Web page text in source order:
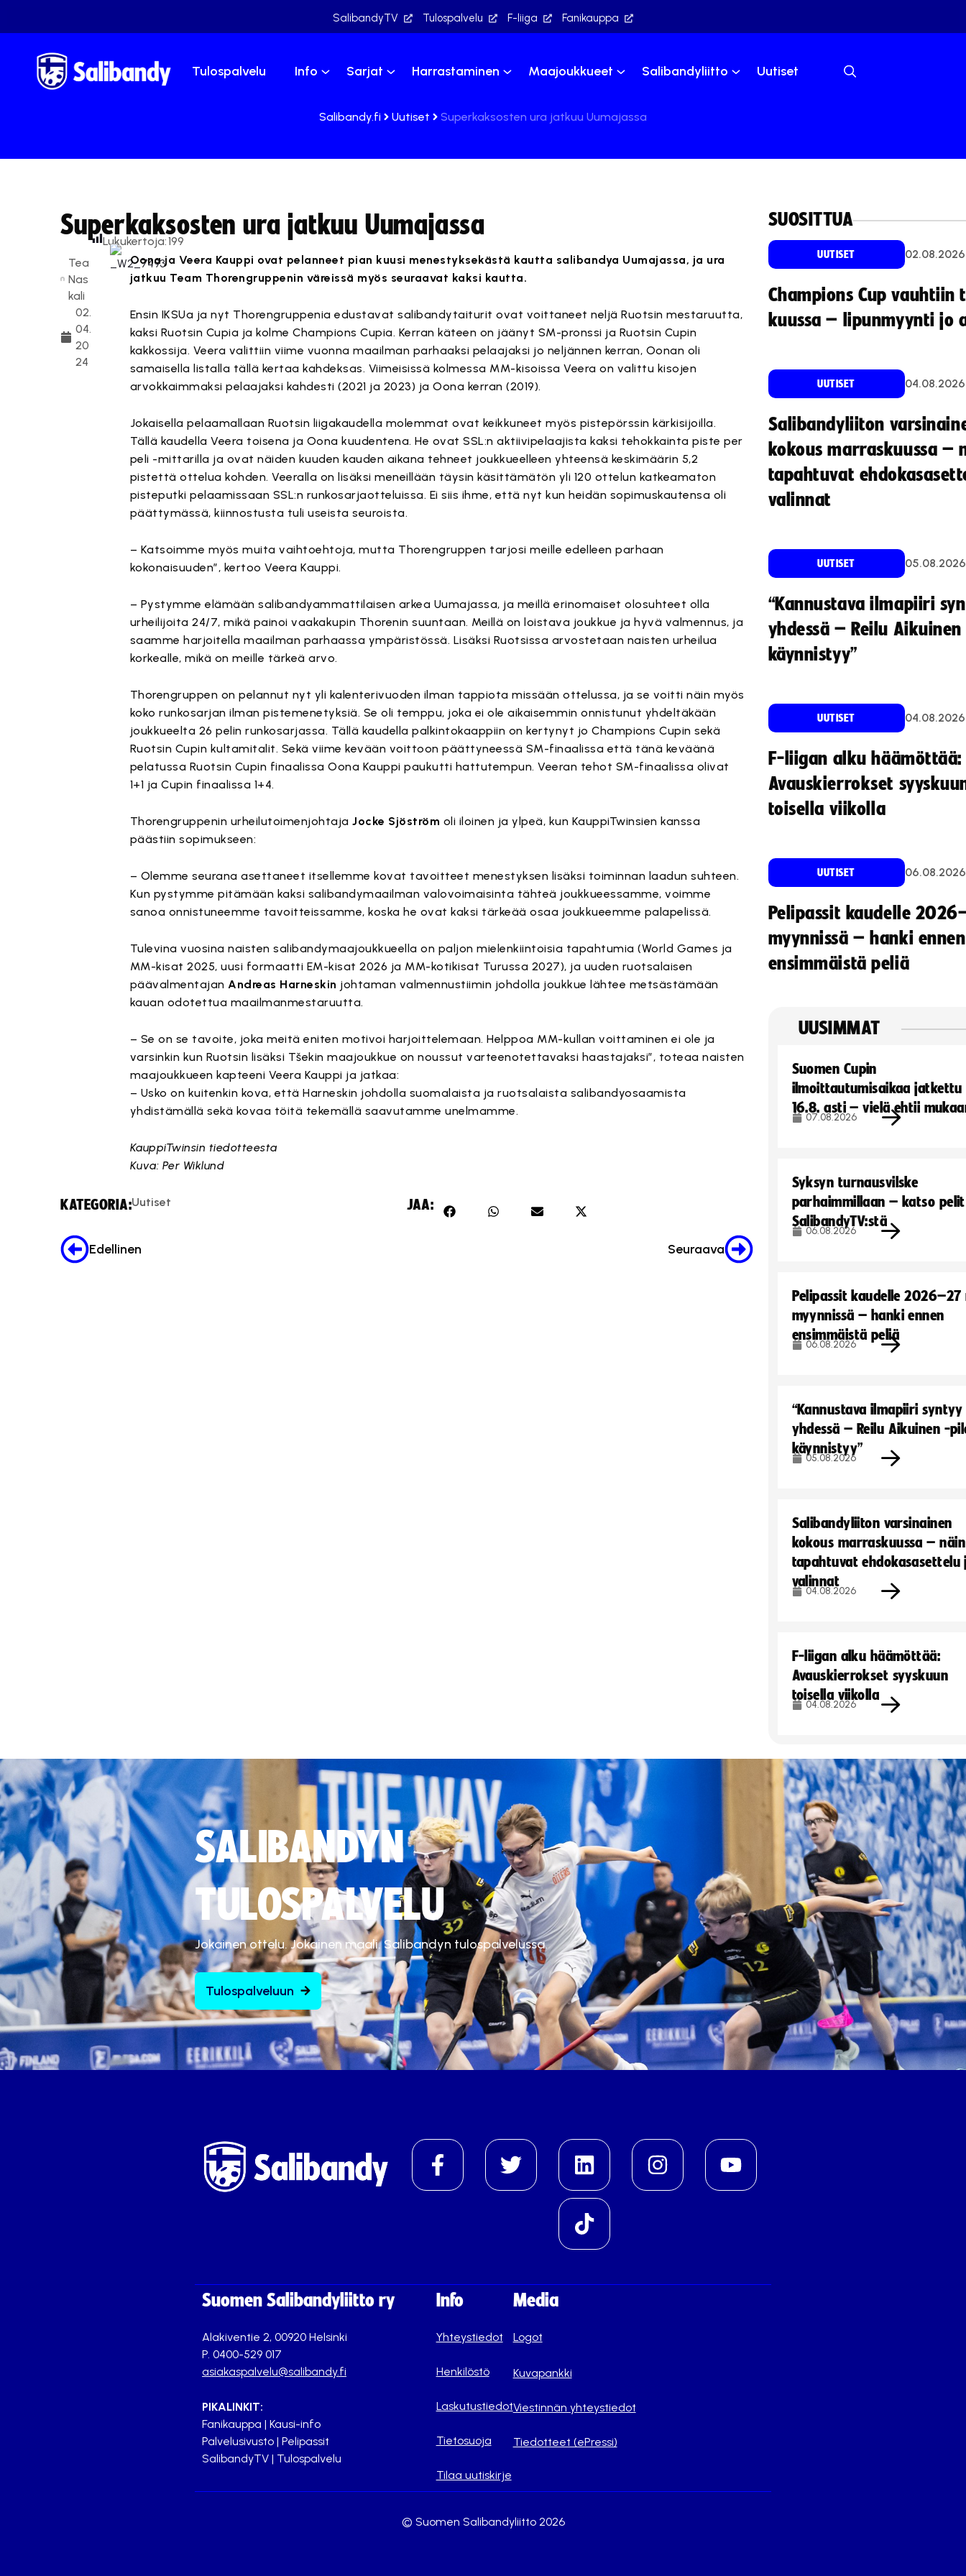
SalibandyTV Tulospalvelu F-liiga Fanikauppa
Tulospalvelu Info Sarjat Harrastaminen Maajoukkueet Salibandyliitto Uutiset
Salibandy.fi Uutiset Superkaksosten ura jatkuu Uumajassa
Superkaksosten ura jatkuu Uumajassa
Tea
Nas
kali
02.
04.
20
24
Lukukertoja:199
Oona ja Veera Kauppi ovat pelanneet pian kuusi menestyksekästä kautta salibandya Uumajassa, ja ura
jatkuu Team Thorengruppenin väreissä myös seuraavat kaksi kautta.
Ensin IKSUa ja nyt Thorengruppenia edustavat salibandytaiturit ovat voittaneet neljä Ruotsin mestaruutta,
kaksi Ruotsin Cupia ja kolme Champions Cupia. Kerran käteen on jäänyt SM-pronssi ja Ruotsin Cupin
kakkossija. Veera valittiin viime vuonna maailman parhaaksi pelaajaksi jo neljännen kerran, Oonan oli
samaisella listalla tällä kertaa kahdeksas. Viimeisissä kolmessa MM-kisoissa Veera on valittu kisojen
arvokkaimmaksi pelaajaksi kahdesti (2021 ja 2023) ja Oona kerran (2019).
Jokaisella pelaamallaan Ruotsin liigakaudella molemmat ovat keikkuneet myös pistepörssin kärkisijoilla.
Tällä kaudella Veera toisena ja Oona kuudentena. He ovat SSL:n aktiivipelaajista kaksi tehokkainta piste per
peli -mittarilla ja ovat näiden kuuden kauden aikana tehneet joukkueelleen yhteensä keskimäärin 5,2
pistettä ottelua kohden. Veeralla on lisäksi meneillään täysin käsittämätön yli 120 ottelun katkeamaton
pisteputki pelaamissaan SSL:n runkosarjaotteluissa. Ei siis ihme, että nyt kun heidän sopimuskautensa oli
päättymässä, kiinnostusta tuli useista seuroista.
– Katsoimme myös muita vaihtoehtoja, mutta Thorengruppen tarjosi meille edelleen parhaan
kokonaisuuden”, kertoo Veera Kauppi.
– Pystymme elämään salibandyammattilaisen arkea Uumajassa, ja meillä erinomaiset olosuhteet olla
urheilijoita 24/7, mikä painoi vaakakupin Thorenin suuntaan. Meillä on loistava joukkue ja hyvä valmennus, ja
saamme harjoitella maailman parhaassa ympäristössä. Lisäksi Ruotsissa arvostetaan naisten urheilua
korkealle, mikä on meille tärkeä arvo.
Thorengruppen on pelannut nyt yli kalenterivuoden ilman tappiota missään ottelussa, ja se voitti näin myös
koko runkosarjan ilman pistemenetyksiä. Se oli temppu, joka ei ole aikaisemmin onnistunut yhdeltäkään
joukkueelta 26 pelin runkosarjassa. Tällä kaudella palkintokaappiin on kertynyt jo Champions Cupin sekä
Ruotsin Cupin kultamitalit. Sekä viime kevään voittoon päättyneessä SM-finaalissa että tänä keväänä
pelatussa Ruotsin Cupin finaalissa Oona Kauppi paukutti hattutempun. Veeran tehot SM-finaalissa olivat
1+1 ja Cupin finaalissa 1+4.
Thorengruppenin urheilutoimenjohtajaJocke Sjöström oli iloinen ja ylpeä, kun KauppiTwinsien kanssa
päästiin sopimukseen:
– Olemme seurana asettaneet itsellemme kovat tavoitteet menestyksen lisäksi toiminnan laadun suhteen.
Kun pystymme pitämään kaksi salibandymaailman valovoimaisinta tähteä joukkueessamme, voimme
sanoa onnistuneemme tavoitteissamme, koska he ovat kaksi tärkeää osaa joukkueemme palapelissä.
Tulevina vuosina naisten salibandymaajoukkueella on paljon mielenkiintoisia tapahtumia (World Games ja
MM-kisat 2025, uusi formaatti EM-kisat 2026 ja MM-kotikisat Turussa 2027), ja uuden ruotsalaisen
päävalmentajanAndreas Harneskin johtaman valmennustiimin johdolla joukkue lähtee metsästämään
kauan odotettua maailmanmestaruutta.
– Se on se tavoite, joka meitä eniten motivoi harjoittelemaan. Helppoa MM-kullan voittaminen ei ole ja
varsinkin kun Ruotsin lisäksi Tšekin maajoukkue on noussut varteenotettavaksi haastajaksi”, toteaa naisten
maajoukkueen kapteeni Veera Kauppi ja jatkaa:
– Usko on kuitenkin kova, että Harneskin johdolla suomalaista ja ruotsalaista salibandyosaamista
yhdistämällä sekä kovaa töitä tekemällä saavutamme unelmamme.
KauppiTwinsin tiedotteesta
Kuva: Per Wiklund
KATEGORIA:Uutiset JAA:
Edellinen Seuraava
SUOSITTUA
UUTISET 02.08.2026
Champions Cup vauhtiin
kuussa – lipunmyynti jo
UUTISET 04.08.2026
Salibandyliiton
kokous marraskuussa –
tapahtuvat
valinnat
UUTISET 05.08.2026
“Kannustava ilmapiiri
yhdessä – Reilu
käynnistyy”
UUTISET 04.08.2026
F-liigan alku häämöttää:
Avauskierrokset
toisella viikolla
UUTISET 06.08.2026
Pelipassit kaudelle
myynnissä – hanki ennen
ensimmäistä peliä
UUSIMMAT
Suomen Cupin
ilmoittautumisaikaa jatkettu
16.8. asti – vielä ehtii
07.08.2026
Syksyn turnausvilske
parhaimmillaan – katso pelit
SalibandyTV:stä
06.08.2026
Pelipassit kaudelle
myynnissä – hanki ennen
ensimmäistä peliä
06.08.2026
“Kannustava ilmapiiri syntyy
yhdessä – Reilu Aikuinen -
käynnistyy”
05.08.2026
Salibandyliiton varsinainen
kokous marraskuussa – näin
tapahtuvat ehdokasasettelu
valinnat
04.08.2026
F-liigan alku häämöttää:
Avauskierrokset syyskuun
toisella viikolla
04.08.2026
SALIBANDYN
TULOSPALVELU
Jokainen ottelu. Jokainen maali. Salibandyn tulospalvelussa.
Tulospalveluun
Suomen Salibandyliitto ry
Alakiventie 2, 00920 Helsinki
P. 0400-529 017
asiakaspalvelu@salibandy.fi
PIKALINKIT:
Fanikauppa | Kausi-info
Palvelusivusto | Pelipassit
SalibandyTV | Tulospalvelu
Info
Yhteystiedot
Henkilöstö
Laskutustiedot
Tietosuoja
Tilaa uutiskirje
Media
Logot
Kuvapankki
Viestinnän yhteystiedot
Tiedotteet (ePressi)
© Suomen Salibandyliitto 2026